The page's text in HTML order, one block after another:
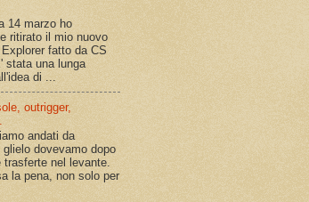
14 marzo ho
ritirato il mio nuovo
fatto da CS
stata una lunga
di ...
outrigger,
andati da
glielo dovevamo dopo
trasferte nel levante.
la pena, non solo per